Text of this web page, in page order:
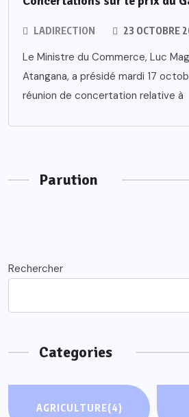
LADIRECTION 23 OCTOBRE
Le Ministre du Commerce, Luc
Atangana, a présidé mardi 17
réunion de concertation relative à
Parution
Rechercher
Categories
AGRICULTURE(4)